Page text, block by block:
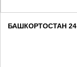
БАШКОРТОСТАН 24